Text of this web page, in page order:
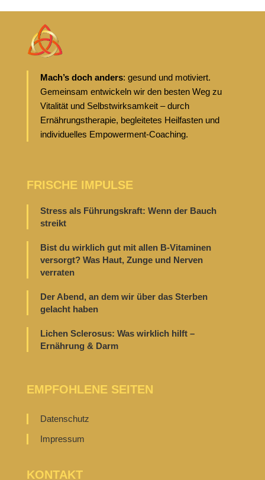
Mach’s doch anders: gesund und motiviert.
Gemeinsam entwickeln wir den besten Weg zu
Vitalität und Selbstwirksamkeit – durch
Ernährungstherapie, begleitetes Heilfasten und
individuelles Empowerment-Coaching.
FRISCHE IMPULSE
Stress als Führungskraft: Wenn der Bauch
streikt
Bist du wirklich gut mit allen B-Vitaminen
versorgt? Was Haut, Zunge und Nerven
verraten
Der Abend, an dem wir über das Sterben
gelacht haben
Lichen Sclerosus: Was wirklich hilft –
Ernährung & Darm
EMPFOHLENE SEITEN
Datenschutz
Impressum
KONTAKT